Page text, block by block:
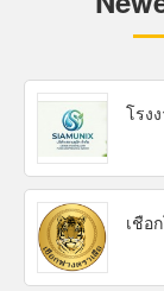
โรง
เชือ